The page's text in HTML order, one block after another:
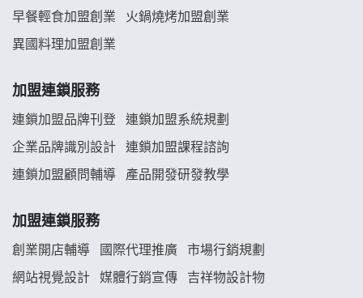
舒油頭加盟說明會
義氣豐發雞加盟說明會
Mr.Wish加盟說明會
雞咕雞咕加盟說明會
TEA TOP加盟說明會
早餐輕食加盟創業
火鍋燒烤加盟創業
異國料理加盟創業
加盟連鎖服務
連鎖加盟品牌刊登 連鎖加盟系統規劃
企業品牌識別設計 連鎖加盟課程諮詢
連鎖加盟顧問輔導 產品開發研發教學
加盟連鎖服務
創業開店輔導 國際代理推廣 市場行銷規劃
網站視覺設計 媒體行銷宣傳 吉祥物設計物